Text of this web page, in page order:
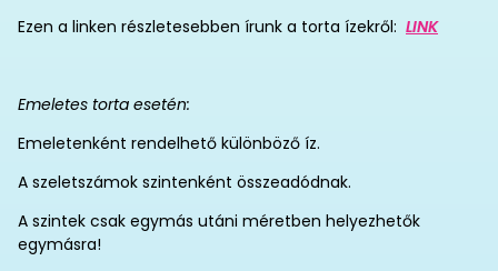
Ezen a linken részletesebben írunk a torta ízekről: LINK
Emeletes torta esetén:
Emeletenként rendelhető különböző íz.
A szeletszámok szintenként összeadódnak.
A szintek csak egymás utáni méretben helyezhetők
egymásra!